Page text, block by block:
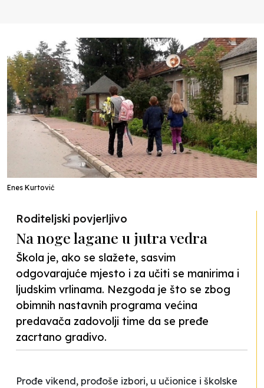
Enes Kurtović
Roditeljski povjerljivo
Na noge lagane u jutra vedra
Škola je, ako se slažete, sasvim
odgovarajuće mjesto i za učiti se manirima i
ljudskim vrlinama. Nezgoda je što se zbog
obimnih nastavnih programa većina
predavača zadovolji time da se pređe
zacrtano gradivo.
Prođe vikend, prođoše izbori, u učionice i školske